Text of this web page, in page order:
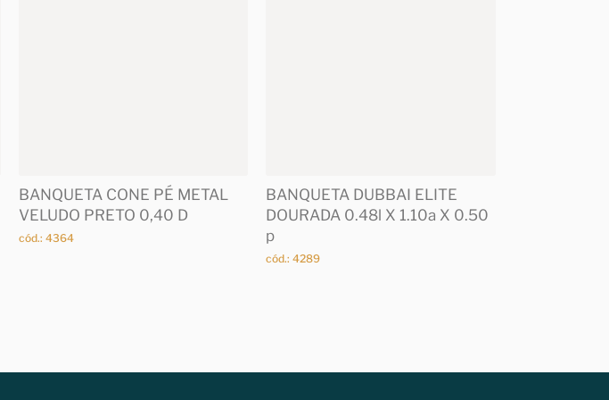
BANQUETA CONE PÉ METAL
VELUDO PRETO 0,40 D
cód.: 4364
BANQUETA DUBBAI ELITE
DOURADA 0.48l X 1.10a X 0.50
p
cód.: 4289